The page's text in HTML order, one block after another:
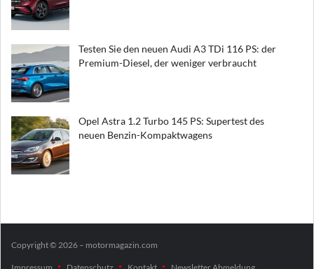
Testen Sie den neuen Audi A3 TDi 116 PS: der
Premium-Diesel, der weniger verbraucht
Opel Astra 1.2 Turbo 145 PS: Supertest des
neuen Benzin-Kompaktwagens
Copyright © 2026 – motormagazin.com